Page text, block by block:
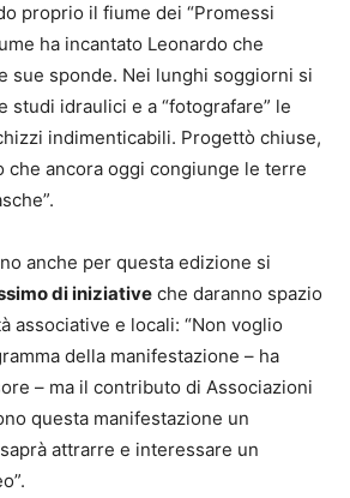
proprio il fiume dei “Promessi
ha incantato Leonardo che
sue sponde. Nei lunghi soggiorni si
studi idraulici e a “fotografare” le
indimenticabili. Progettò chiuse,
che ancora oggi congiunge le terre
anche per questa edizione si
di iniziative che daranno spazio
associative e locali: “Non voglio
della manifestazione – ha
– ma il contributo di Associazioni
questa manifestazione un
attrarre e interessare un